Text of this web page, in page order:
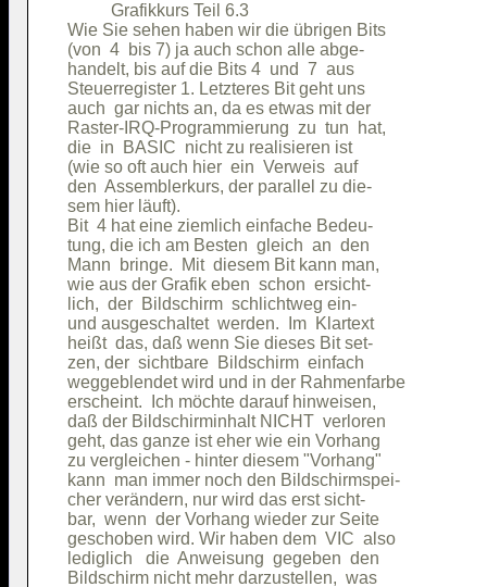
          Grafikkurs Teil 6.3
Wie Sie sehen haben wir die übrigen Bits
(von  4  bis 7) ja auch schon alle abge-
handelt, bis auf die Bits 4  und  7  aus
Steuerregister 1. Letzteres Bit geht uns
auch  gar nichts an, da es etwas mit der
Raster-IRQ-Programmierung  zu  tun  hat,
die  in  BASIC  nicht zu realisieren ist
(wie so oft auch hier  ein  Verweis  auf
den  Assemblerkurs, der parallel zu die-
sem hier läuft).
Bit  4 hat eine ziemlich einfache Bedeu-
tung, die ich am Besten  gleich  an  den
Mann  bringe.  Mit  diesem Bit kann man,
wie aus der Grafik eben  schon  ersicht-
lich,  der  Bildschirm  schlichtweg ein-
und ausgeschaltet  werden.  Im  Klartext
heißt  das, daß wenn Sie dieses Bit set-
zen, der  sichtbare  Bildschirm  einfach
weggeblendet wird und in der Rahmenfarbe
erscheint.  Ich möchte darauf hinweisen,
daß der Bildschirminhalt NICHT  verloren
geht, das ganze ist eher wie ein Vorhang
zu vergleichen - hinter diesem "Vorhang"
kann  man immer noch den Bildschirmspei-
cher verändern, nur wird das erst sicht-
bar,  wenn  der Vorhang wieder zur Seite
geschoben wird. Wir haben dem  VIC  also
lediglich   die  Anweisung  gegeben  den
Bildschirm nicht mehr darzustellen,  was